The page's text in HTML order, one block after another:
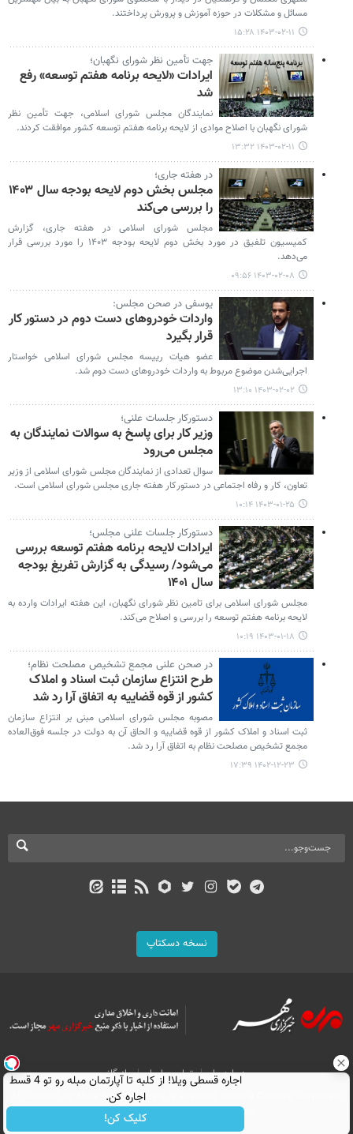
مسائل و مشکلات در حوزه آموزش و پرورش پرداختند.
۱۴۰۳-۰۲-۱۱ ۱۵:۲۸
جهت تأمین نظر شورای نگهبان؛
ایرادات «لایحه برنامه هفتم توسعه» رفع
شد
نمایندگان مجلس شورای اسلامی، جهت تأمین نظر
شورای نگهبان با اصلاح موادی از لایحه برنامه هفتم توسعه کشور موافقت کردند.
۱۴۰۳-۰۲-۱۱ ۱۳:۳۲
در هفته‌ جاری؛
مجلس بخش دوم لایحه بودجه سال ۱۴۰۳
را بررسی می‌کند
مجلس شورای اسلامی در هفته جاری، گزارش
کمیسیون تلفیق در مورد بخش دوم لایحه بودجه ۱۴۰۳ را مورد بررسی قرار
می‌دهد.
۱۴۰۳-۰۲-۰۸ ۰۹:۵۶
یوسفی در صحن مجلس:
واردات خودروهای دست دوم در دستور کار
قرار بگیرد
عضو هیات رییسه مجلس شورای اسلامی خواستار
اجرایی‌شدن موضوع مربوط به واردات خودروهای دست دوم شد.
۱۴۰۳-۰۲-۰۲ ۱۳:۱۰
دستورکار جلسات علنی؛
وزیر کار برای پاسخ به سوالات نمایندگان به
مجلس می‌رود
سوال تعدادی از نمایندگان مجلس شورای اسلامی از وزیر
تعاون، کار و رفاه اجتماعی در دستورکار هفته جاری مجلس شورای اسلامی است.
۱۴۰۳-۰۱-۲۵ ۱۰:۱۴
دستورکار جلسات علنی مجلس؛
ایرادات لایحه برنامه هفتم توسعه بررسی
می‌شود/ رسیدگی به گزارش تفریغ بودجه
سال ۱۴۰۱
مجلس شورای اسلامی برای تامین نظر شورای نگهبان، این هفته ایرادات وارده به
لایحه برنامه هفتم توسعه را بررسی و اصلاح می‌کند.
۱۴۰۳-۰۱-۱۸ ۱۰:۱۹
در صحن علنی مجمع تشخیص مصلحت نظام؛
طرح انتزاع سازمان ثبت اسناد و املاک
کشور از قوه قضاییه به اتفاق آرا رد شد
مصوبه مجلس شورای اسلامی مبنی بر انتزاع سازمان
ثبت اسناد و املاک کشور از قوه قضاییه و الحاق آن به دولت در جلسه فوق‌العاده
مجمع تشخیص مصلحت نظام به اتفاق آرا رد شد.
۱۴۰۲-۱۲-۲۳ ۱۷:۳۹
نسخه دسکتاپ
درباره ما تماس با ما
بازرگانی
All Content by Mehr News Agency is licensed under a Creative Commons
Attribution 4.0 International License.
اجاره‌ قسطی ویلا! از کلبه تا آپارتمان مبله رو تو 4 قسط
اجاره کن.
کلیک کن!